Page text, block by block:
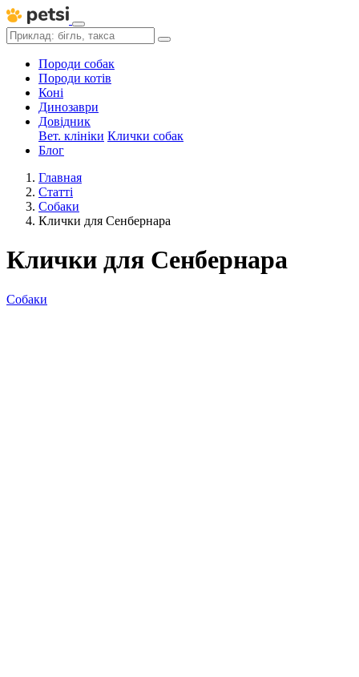
Породи собак
Породи котів
Коні
Динозаври
Довідник
Вет. клініки Клички собак
Блог
Главная
Статті
Собаки
Клички для Сенбернара
Клички для Сенбернара
Собаки